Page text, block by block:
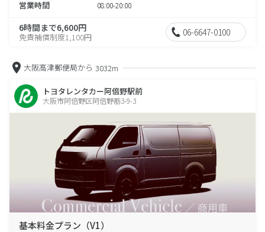
営業時間 08:00-20:00
6時間まで6,600円
免責補償制度1,100円 06-6647-0100
大阪高津郵便局から 3032m
トヨタレンタカー阿倍野駅前
大阪市阿倍野区阿倍野筋3-9-3
基本料金プラン（V1）